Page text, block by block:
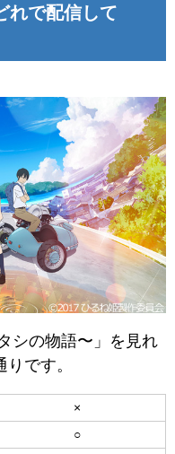
れで配信して
シの物語〜」を見れ
です。
×
○